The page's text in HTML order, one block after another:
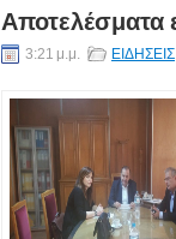
Αποτελέσματα
3:21 μ.μ. ΕΙΔΗΣΕΙΣ